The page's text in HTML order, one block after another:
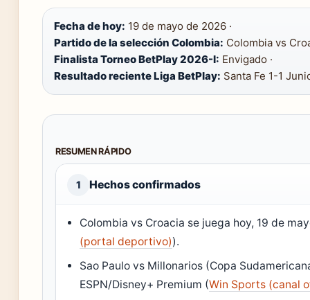
Fecha de hoy: 19 de mayo de 2026 ·
Partido de la selección Colombia: Colombia vs
Finalista Torneo BetPlay 2026-I: Envigado ·
Resultado reciente Liga BetPlay: Santa Fe 1-1
RESUMEN RÁPIDO
1 Hechos confirmados
Colombia vs Croacia se juega hoy, 19 de
(portal deportivo)).
Sao Paulo vs Millonarios (Copa
ESPN/Disney+ Premium (Win Sports (canal